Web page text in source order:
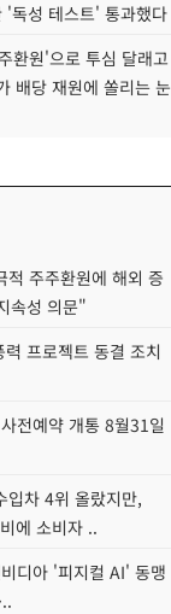
'독성 테스트' 통과했다
환원'으로 투심 달래고
배당 재원에 쏠리는 눈
적 주주환원에 해외 증
속성 의문"
프로젝트 동결 조치
전예약 개통 8월31일
입차 4위 올랐지만,
에 소비자 ..
디아 '피지컬 AI' 동맹